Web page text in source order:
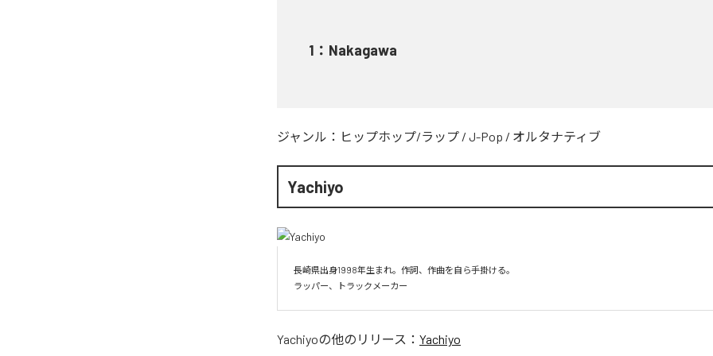
1 ： Nakagawa
ジャンル： ヒップホップ/ラップ / J-Pop / オルタナティブ
Yachiyo
長崎県出身1998年生まれ。作詞、作曲を自ら手掛ける。
Yachiyoの他のリリース： Yachiyo